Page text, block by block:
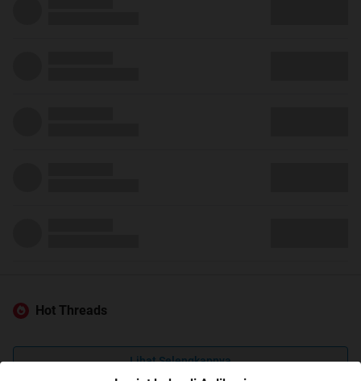
Hot Threads
Lihat Selengkapnya